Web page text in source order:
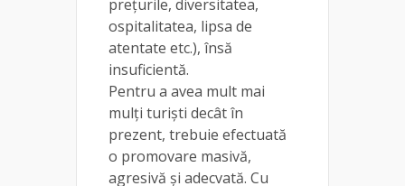
preţurile, diversitatea,
ospitalitatea, lipsa de
atentate etc.), însă
insuficientă.
Pentru a avea mult mai
mulţi turişti decât în
prezent, trebuie efectuată
o promovare masivă,
agresivă şi adecvată. Cu